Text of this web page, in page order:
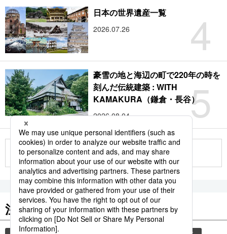
4
日本の世界遺産一覧
2026.07.26
5
豪雪の地と海辺の町で220年の時を
刻んだ伝統建築 : WITH
KAMAKURA（鎌倉・長谷）
2026.08.04
もっと見る
注目のキーワード